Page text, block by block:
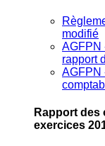
modifié
AGFPN
rapport
AGFPN
Rapport
exercices